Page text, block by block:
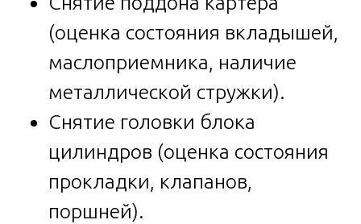
(оценка состояния вкладышей,
маслоприемника, наличие
металлической стружки).
Снятие головки блока
цилиндров (оценка состояния
прокладки, клапанов,
поршней).